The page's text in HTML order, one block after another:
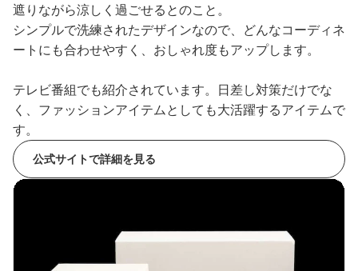
遮りながら涼しく過ごせるとのこと。
シンプルで洗練されたデザインなので、どんなコーディネ
ートにも合わせやすく、おしゃれ度もアップします。
テレビ番組でも紹介されています。日差し対策だけでな
く、ファッションアイテムとしても大活躍するアイテムで
す。
公式サイトで詳細を見る